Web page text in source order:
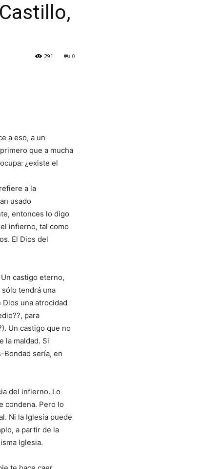
0
291
a eso, a un
que a mucha
¿existe el
a la
usado
entonces lo digo
infierno, tal como
El Dios del
castigo eterno,
tendrá una
una atrocidad
para
Un castigo que no
la maldad. Si
Bondad sería, en
del infierno. Lo
condena. Pero lo
Ni la Iglesia puede
a partir de la
Iglesia.